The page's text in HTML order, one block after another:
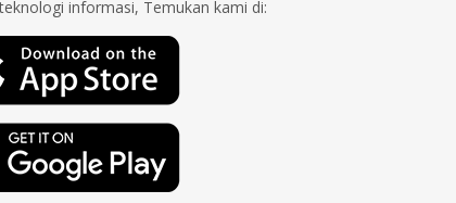
informasi, Temukan kami di: